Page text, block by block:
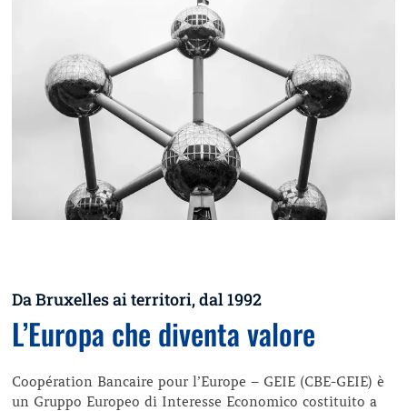
Da Bruxelles ai territori, dal 1992
L’Europa che diventa valore
Coopération Bancaire pour l’Europe – GEIE (CBE-GEIE) è
un Gruppo Europeo di Interesse Economico costituito a